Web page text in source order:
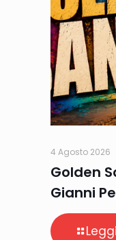
4 Agosto 2026
Golden
Gianni